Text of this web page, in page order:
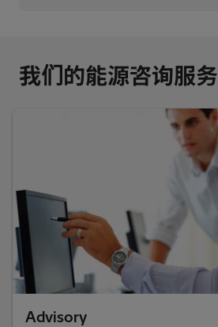
我们的能源咨询服务
Advisory